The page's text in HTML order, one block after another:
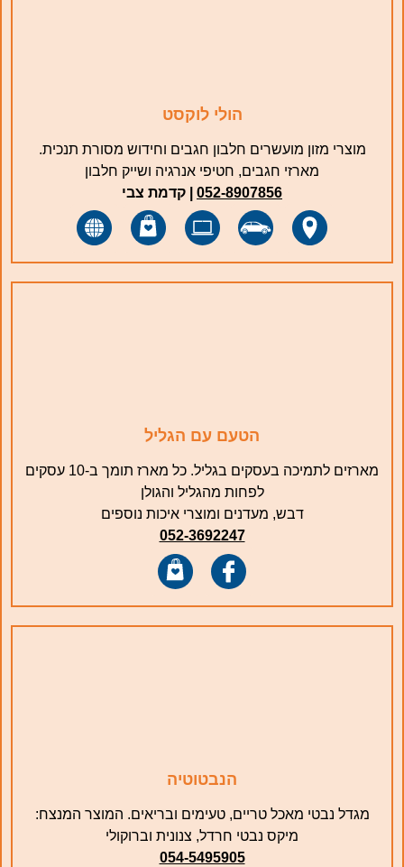
הולי לוקסט
מוצרי מזון מועשרים חלבון חגבים וחידוש מסורת תנכית.
מארזי חגבים, חטיפי אנרגיה ושייק חלבון
052-8907856 | קדמת צבי
הטעם עם הגליל
מארזים לתמיכה בעסקים בגליל. כל מארז תומך ב-10 עסקים
לפחות מהגליל והגולן
דבש, מעדנים ומוצרי איכות נוספים
052-3692247
הנבטוטיה
מגדל נבטי מאכל טריים, טעימים ובריאים. המוצר המנצח:
מיקס נבטי חרדל, צנונית וברוקולי
054-5495905